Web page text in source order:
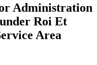
Administration
Roi Et
Area